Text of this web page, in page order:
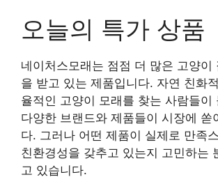
오늘의 특가 상품
네이처스모래는 점점 더 많은 고양이
을 받고 있는 제품입니다. 자연 친화
율적인 고양이 모래를 찾는 사람들이
다양한 브랜드와 제품들이 시장에 쏟
다. 그러나 어떤 제품이 실제로 만족
친환경성을 갖추고 있는지 고민하는
고 있습니다.